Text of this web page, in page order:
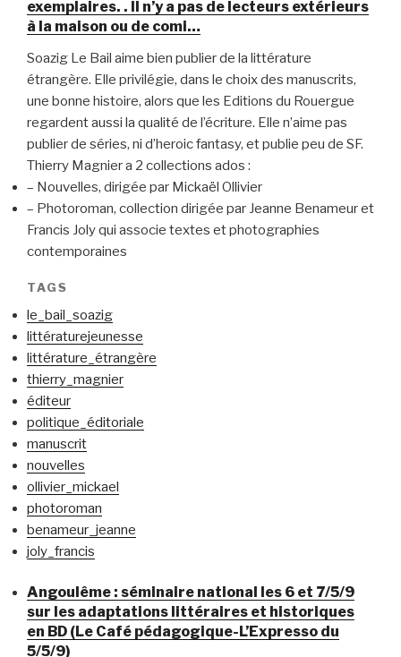
exemplaires. . Il n’y a pas de lecteurs extérieurs
à la maison ou de comi…
Soazig Le Bail aime bien publier de la littérature
étrangère. Elle privilégie, dans le choix des manuscrits,
une bonne histoire, alors que les Editions du Rouergue
regardent aussi la qualité de l’écriture. Elle n’aime pas
publier de séries, ni d’heroic fantasy, et publie peu de SF.
Thierry Magnier a 2 collections ados :
– Nouvelles, dirigée par Mickaël Ollivier
– Photoroman, collection dirigée par Jeanne Benameur et
Francis Joly qui associe textes et photographies
contemporaines
TAGS
le_bail_soazig
littératurejeunesse
littérature_étrangère
thierry_magnier
éditeur
politique_éditoriale
manuscrit
nouvelles
ollivier_mickael
photoroman
benameur_jeanne
joly_francis
Angoulême : séminaire national les 6 et 7/5/9
sur les adaptations littéraires et historiques
en BD (Le Café pédagogique-L’Expresso du
5/5/9)